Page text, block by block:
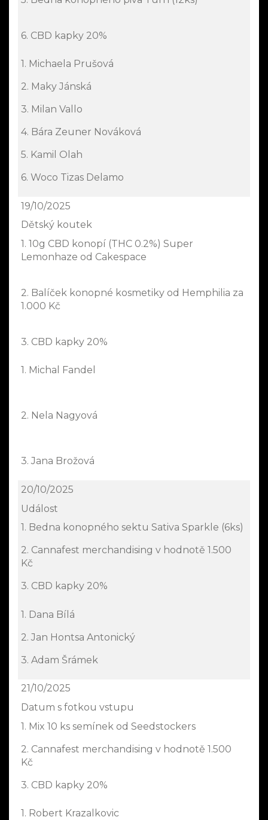
6. CBD kapky 20%
1. Michaela Prušová
2. Maky Jánská
3. Milan Vallo
4. Bára Zeuner Nováková
5. Kamil Olah
6. Woco Tizas Delamo
19/10/2025
Dětský koutek
1. 10g CBD konopí (THC 0.2%) Super
Lemonhaze od Cakespace
2. Balíček konopné kosmetiky od Hemphilia za
1.000 Kč
3. CBD kapky 20%
1. Michal Fandel
2. Nela Nagyová
3. Jana Brožová
20/10/2025
Událost
1. Bedna konopného sektu Sativa Sparkle (6ks)
2. Cannafest merchandising v hodnotě 1.500
Kč
3. CBD kapky 20%
1. Dana Bílá
2. Jan Hontsa Antonický
3. Adam Šrámek
21/10/2025
Datum s fotkou vstupu
1. Mix 10 ks semínek od Seedstockers
2. Cannafest merchandising v hodnotě 1.500
Kč
3. CBD kapky 20%
1. Robert Krazalkovic